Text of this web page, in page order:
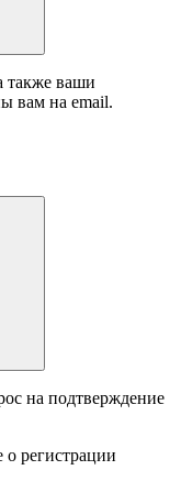
также ваши
вам на email.
на подтверждение
регистрации